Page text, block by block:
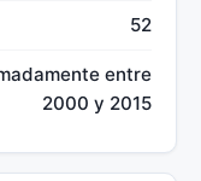
52
entre
2000 y 2015